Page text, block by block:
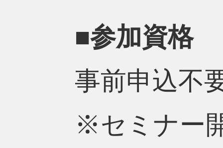
■参加資格
事前申込不
※セミナー